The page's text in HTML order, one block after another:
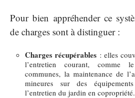
Pour bien appréhender ce
de charges sont à distinguer :
Charges récupérables : elles
l’entretien courant, comme
communes, la maintenance de
mineures sur des
l’entretien du jardin en copropriété.